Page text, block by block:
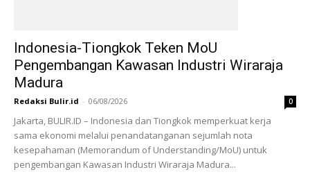
Indonesia-Tiongkok Teken MoU
Pengembangan Kawasan Industri Wiraraja
Madura
Redaksi Bulir.id - 06/08/2026 0
Jakarta, BULIR.ID – Indonesia dan Tiongkok memperkuat kerja
sama ekonomi melalui penandatanganan sejumlah nota
kesepahaman (Memorandum of Understanding/MoU) untuk
pengembangan Kawasan Industri Wiraraja Madura...